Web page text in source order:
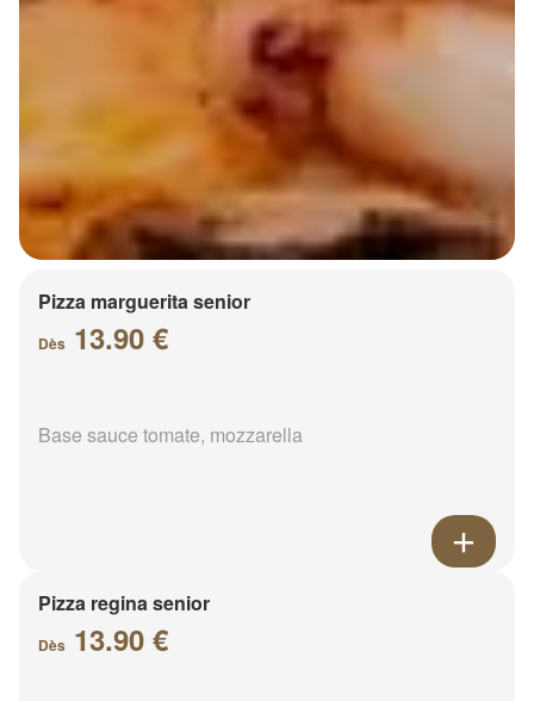
Pizza marguerita senior
Dès 13.90 €
Base sauce tomate, mozzarella
Pizza regina senior
Dès 13.90 €